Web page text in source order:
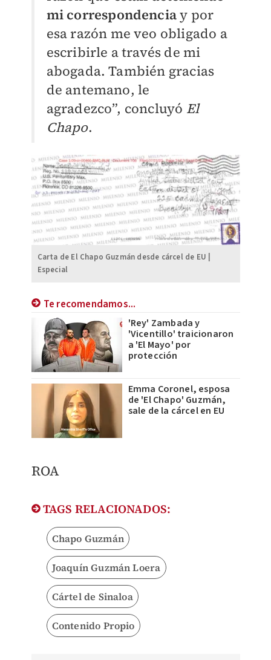
mi correspondenciay por
esa razón me veo obligado a
escribirle a través de mi
abogada. También gracias
de antemano, le
agradezco”, concluyó El
Chapo.
Carta de El Chapo Guzmán desde cárcel de EU |
Especial
Te recomendamos...
'Rey' Zambada y
'Vicentillo' traicionaron
a 'El Mayo' por
protección
Emma Coronel, esposa
de 'El Chapo' Guzmán,
sale de la cárcel en EU
ROA
TAGS RELACIONADOS:
Chapo Guzmán
Joaquín Guzmán Loera
Cártel de Sinaloa
Contenido Propio